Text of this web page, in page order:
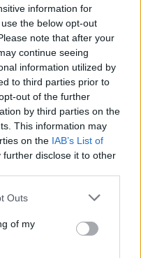
information for
the below opt-out
note that after your
continue seeing
information utilized by
to third parties prior to
out of the further
by third parties on the
This information may
on the IAB’s List of
further disclose it to other
Outs
of my
Nagy
kritikákat és
mumusnak